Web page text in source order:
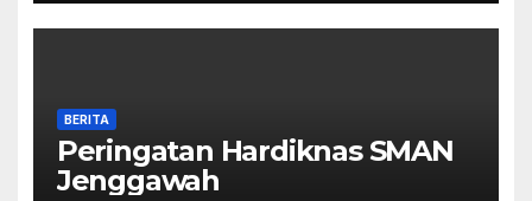
BERITA
Peringatan Hardiknas SMAN
Jenggawah